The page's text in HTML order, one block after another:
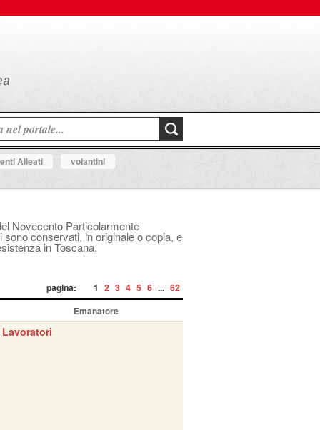
Alleati
volantini
Novecento Particolarmente
conservati, in originale o copia, e
in Toscana.
pagina: 1 2 3 4 5 6 ... 62
Emanatore
Lavoratori